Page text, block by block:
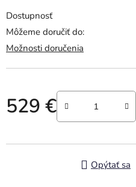
Dostupnosť
Môžeme doručiť do:
Možnosti doručenia
529 €
Jednotková cena:
Opýtať sa